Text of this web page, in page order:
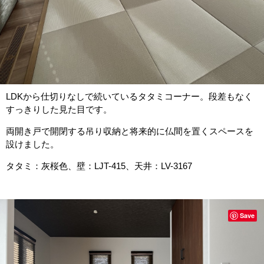
LDKから仕切りなしで続いているタタミコーナー。段差もなく
すっきりした見た目です。
両開き戸で開閉する吊り収納と将来的に仏間を置くスペースを
設けました。
タタミ：灰桜色、壁：LJT-415、天井：LV-3167
Save